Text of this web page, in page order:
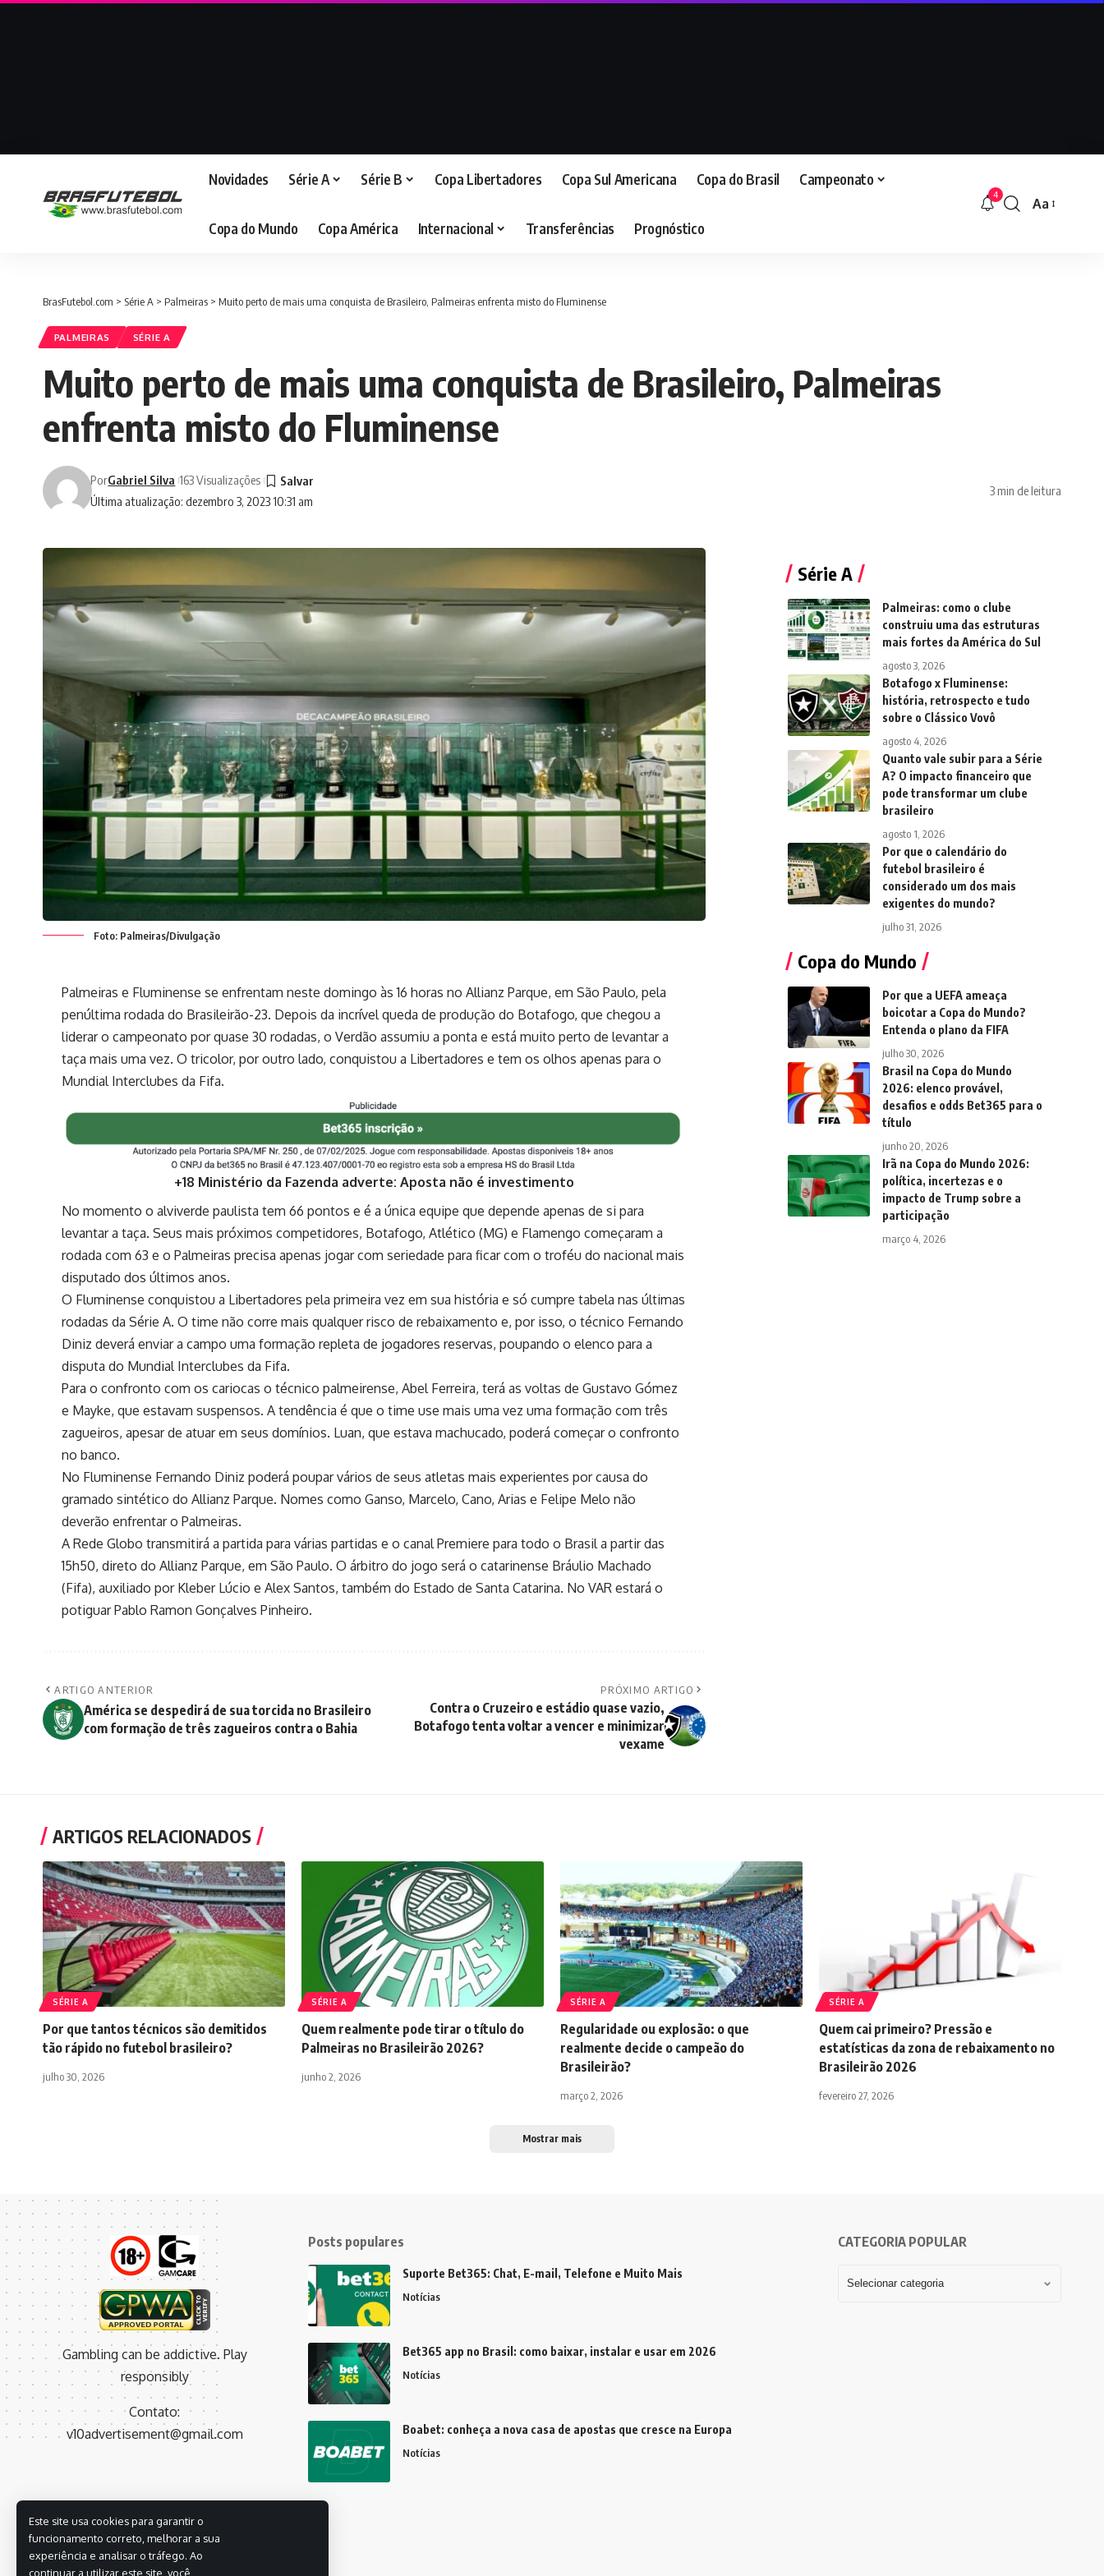
Este site usa cookies para garantir o
funcionamento correto, melhorar a sua
experiência e analisar o tráfego. Ao
continuar a utilizar este site, você
Novidades Série A Série B Copa Libertadores Copa Sul Americana Copa do Brasil Campeonato
Copa do Mundo Copa América Internacional Transferências Prognóstico
4
Aa
BrasFutebol.com > Série A > Palmeiras > Muito perto de mais uma conquista de Brasileiro, Palmeiras enfrenta misto do Fluminense
PALMEIRAS SÉRIE A
Muito perto de mais uma conquista de Brasileiro, Palmeiras
enfrenta misto do Fluminense
Última atualização: dezembro 3, 2023 10:31 am
PorGabriel Silva 163 Visualizações
3 min de leitura
Foto: Palmeiras/Divulgação
Palmeiras e Fluminense se enfrentam neste domingo às 16 horas no Allianz Parque, em São Paulo, pela
penúltima rodada do Brasileirão-23. Depois da incrível queda de produção do Botafogo, que chegou a
liderar o campeonato por quase 30 rodadas, o Verdão assumiu a ponta e está muito perto de levantar a
taça mais uma vez. O tricolor, por outro lado, conquistou a Libertadores e tem os olhos apenas para o
Mundial Interclubes da Fifa.
+18 Ministério da Fazenda adverte: Aposta não é investimento
No momento o alviverde paulista tem 66 pontos e é a única equipe que depende apenas de si para
levantar a taça. Seus mais próximos competidores, Botafogo, Atlético (MG) e Flamengo começaram a
rodada com 63 e o Palmeiras precisa apenas jogar com seriedade para ficar com o troféu do nacional mais
disputado dos últimos anos.
O Fluminense conquistou a Libertadores pela primeira vez em sua história e só cumpre tabela nas últimas
rodadas da Série A. O time não corre mais qualquer risco de rebaixamento e, por isso, o técnico Fernando
Diniz deverá enviar a campo uma formação repleta de jogadores reservas, poupando o elenco para a
disputa do Mundial Interclubes da Fifa.
Para o confronto com os cariocas o técnico palmeirense, Abel Ferreira, terá as voltas de Gustavo Gómez
e Mayke, que estavam suspensos. A tendência é que o time use mais uma vez uma formação com três
zagueiros, apesar de atuar em seus domínios. Luan, que estava machucado, poderá começar o confronto
no banco.
No Fluminense Fernando Diniz poderá poupar vários de seus atletas mais experientes por causa do
gramado sintético do Allianz Parque. Nomes como Ganso, Marcelo, Cano, Arias e Felipe Melo não
deverão enfrentar o Palmeiras.
A Rede Globo transmitirá a partida para várias partidas e o canal Premiere para todo o Brasil a partir das
15h50, direto do Allianz Parque, em São Paulo. O árbitro do jogo será o catarinense Bráulio Machado
(Fifa), auxiliado por Kleber Lúcio e Alex Santos, também do Estado de Santa Catarina. No VAR estará o
potiguar Pablo Ramon Gonçalves Pinheiro.
ARTIGO ANTERIOR
América se despedirá de sua torcida no Brasileiro
com formação de três zagueiros contra o Bahia
PRÓXIMO ARTIGO
Contra o Cruzeiro e estádio quase vazio,
Botafogo tenta voltar a vencer e minimizar
vexame
Série A
Palmeiras: como o clube
construiu uma das estruturas
mais fortes da América do Sul
agosto 3, 2026
Botafogo x Fluminense:
história, retrospecto e tudo
sobre o Clássico Vovô
agosto 4, 2026
Quanto vale subir para a Série
A? O impacto financeiro que
pode transformar um clube
brasileiro
agosto 1, 2026
Por que o calendário do
futebol brasileiro é
considerado um dos mais
exigentes do mundo?
julho 31, 2026
Copa do Mundo
Por que a UEFA ameaça
boicotar a Copa do Mundo?
Entenda o plano da FIFA
julho 30, 2026
Brasil na Copa do Mundo
2026: elenco provável,
desafios e odds Bet365 para o
título
junho 20, 2026
Irã na Copa do Mundo 2026:
política, incertezas e o
impacto de Trump sobre a
participação
março 4, 2026
ARTIGOS RELACIONADOS
SÉRIE A
Por que tantos técnicos são demitidos
tão rápido no futebol brasileiro?
julho 30, 2026
SÉRIE A
Quem realmente pode tirar o título do
Palmeiras no Brasileirão 2026?
junho 2, 2026
SÉRIE A
Regularidade ou explosão: o que
realmente decide o campeão do
Brasileirão?
março 2, 2026
SÉRIE A
Quem cai primeiro? Pressão e
estatísticas da zona de rebaixamento no
Brasileirão 2026
fevereiro 27, 2026
Mostrar mais
Gambling can be addictive. Play
responsibly
Contato:
v10advertisement@gmail.com
Posts populares
Suporte Bet365: Chat, E-mail, Telefone e Muito Mais
Notícias
Bet365 app no Brasil: como baixar, instalar e usar em 2026
Notícias
Boabet: conheça a nova casa de apostas que cresce na Europa
Notícias
CATEGORIA POPULAR